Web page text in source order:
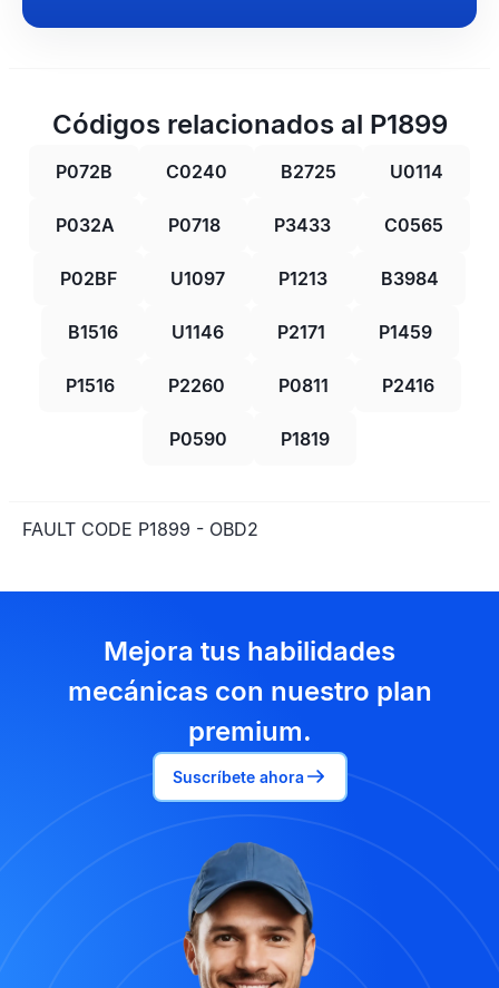
Códigos relacionados al P1899
P072B C0240 B2725 U0114
P032A P0718 P3433 C0565
P02BF U1097 P1213 B3984
B1516 U1146 P2171 P1459
P1516 P2260 P0811 P2416
P0590 P1819
FAULT CODE P1899 - OBD2
Mejora tus habilidades
mecánicas con nuestro plan
premium.
Suscríbete ahora